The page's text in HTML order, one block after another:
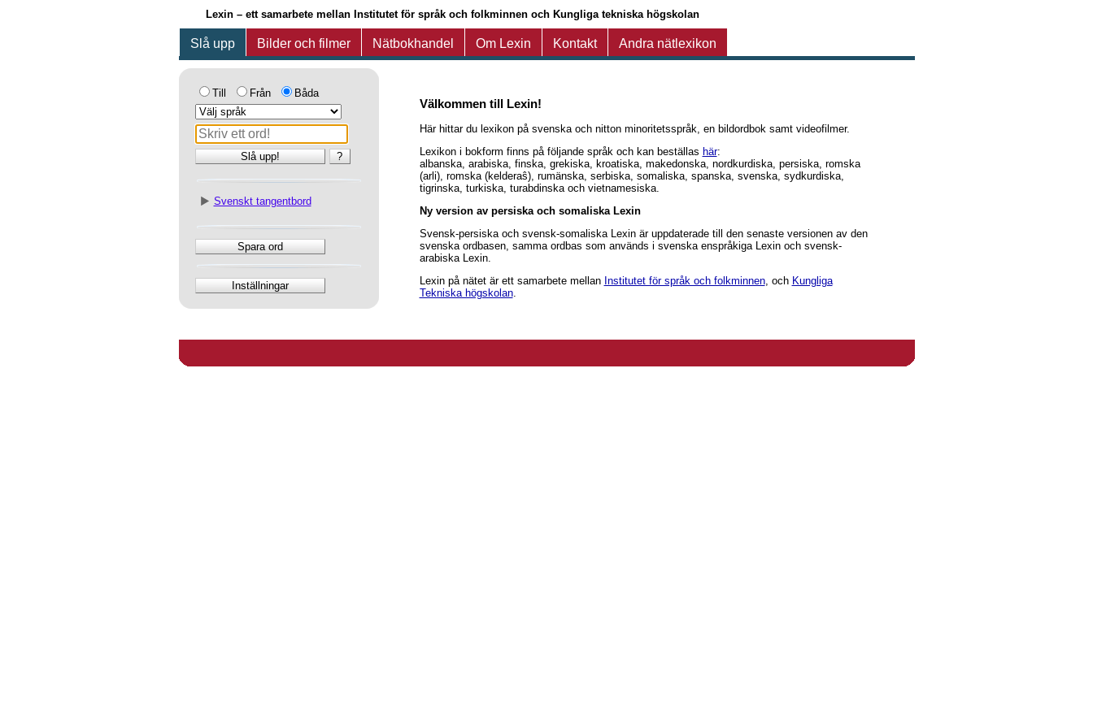
Lexin – ett samarbete mellan Institutet för språk och folkminnen och Kungliga tekniska högskolan
Slå upp Bilder och filmer Nätbokhandel Om Lexin Kontakt Andra nätlexikon
Till Från Båda
Slå upp! ?
Svenskt tangentbord
Spara ord
Inställningar
Välkommen till Lexin!
Här hittar du lexikon på svenska och nitton minoritetsspråk, en bildordbok samt videofilmer.
Lexikon i bokform finns på följande språk och kan beställas här:
albanska, arabiska, finska, grekiska, kroatiska, makedonska, nordkurdiska, persiska, romska
(arli), romska (kelderaŝ), rumänska, serbiska, somaliska, spanska, svenska, sydkurdiska,
tigrinska, turkiska, turabdinska och vietnamesiska.
Ny version av persiska och somaliska Lexin
Svensk-persiska och svensk-somaliska Lexin är uppdaterade till den senaste versionen av den
svenska ordbasen, samma ordbas som används i svenska enspråkiga Lexin och svensk-
arabiska Lexin.
Lexin på nätet är ett samarbete mellan Institutet för språk och folkminnen, och Kungliga
Tekniska högskolan.